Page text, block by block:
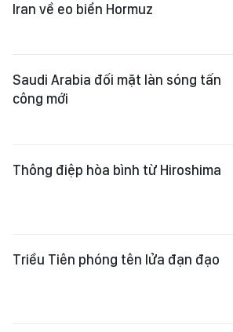
Iran về eo biển Hormuz
Saudi Arabia đối mặt làn sóng tấn
công mới
Thông điệp hòa bình từ Hiroshima
Triều Tiên phóng tên lửa đạn đạo